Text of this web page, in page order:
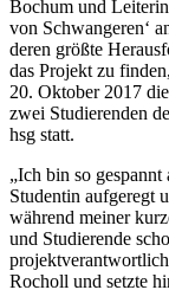
Bochum und Leiterin
von Schwangeren‘
deren größte
das Projekt zu
20. Oktober 2017
zwei Studierenden
hsg statt.
„Ich bin so
Studentin aufgeregt
während meiner
und Studierende
Rocholl und setzte